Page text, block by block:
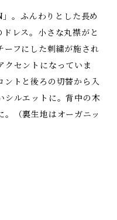
。ふんわりとした長め
レス。小さな丸襟がと
ーフにした刺繍が施され
クセントになっていま
ントと後ろの切替から入
シルエットに。背中の木
（裏生地はオーガニッ